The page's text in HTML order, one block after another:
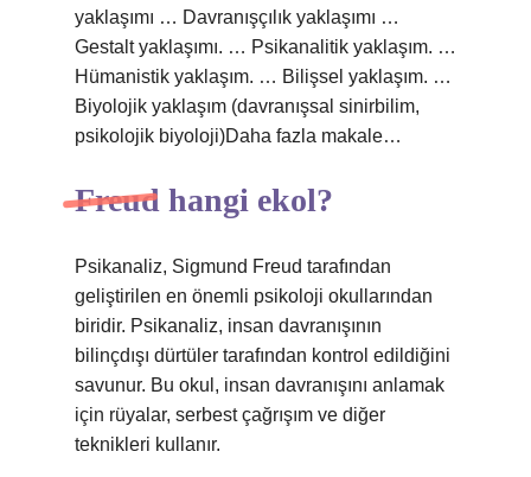
yaklaşımı … Davranışçılık yaklaşımı …
Gestalt yaklaşımı. … Psikanalitik yaklaşım. …
Hümanistik yaklaşım. … Bilişsel yaklaşım. …
Biyolojik yaklaşım (davranışsal sinirbilim,
psikolojik biyoloji)Daha fazla makale…
Freud hangi ekol?
Psikanaliz, Sigmund Freud tarafından
geliştirilen en önemli psikoloji okullarından
biridir. Psikanaliz, insan davranışının
bilinçdışı dürtüler tarafından kontrol edildiğini
savunur. Bu okul, insan davranışını anlamak
için rüyalar, serbest çağrışım ve diğer
teknikleri kullanır.